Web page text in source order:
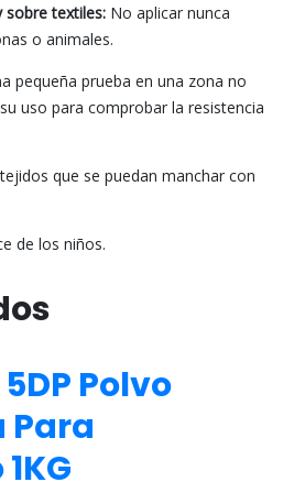
sobre textiles: No aplicar nunca
o animales.
pequeña prueba en una zona no
uso para comprobar la resistencia
que se puedan manchar con
de los niños.
Polvo
Para